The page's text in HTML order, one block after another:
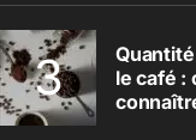
le café :